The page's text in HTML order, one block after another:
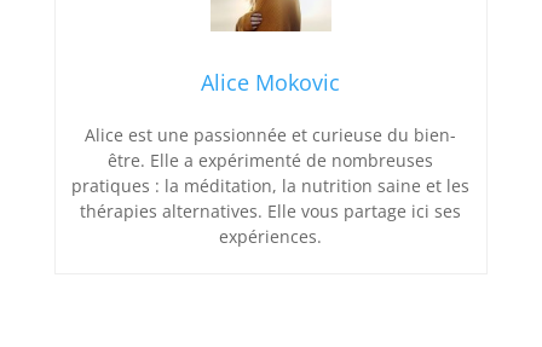
Alice Mokovic
Alice est une passionnée et curieuse du bien-
être. Elle a expérimenté de nombreuses
pratiques : la méditation, la nutrition saine et les
thérapies alternatives. Elle vous partage ici ses
expériences.